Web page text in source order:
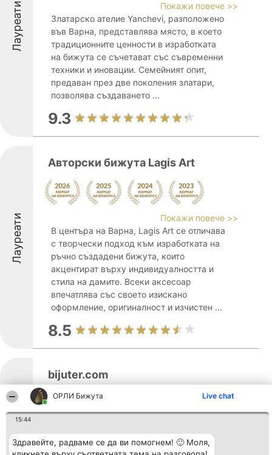
ОРЛИ Бижута Live chat
15:44
Здравейте, радваме се да ви помогнем! 🙂 Моля,
Лауреати
Покажи повече >>
Златарско ателие Yanchevi, разположено
във Варна, представлява място, в което
традиционните ценности в изработката
на бижута се съчетават със съвременни
техники и иновации. Семейният опит,
предаван през две поколения златари,
позволява създаването ...
9.3
Лауреати
Авторски бижута Lagis Art
Покажи повече >>
В центъра на Варна, Lagis Art се отличава
с творчески подход към изработката на
ръчно създадени бижута, които
акцентират върху индивидуалността и
стила на дамите. Всеки аксесоар
впечатлява със своето изискано
оформление, оригиналност и изчистен ...
8.5
Лауреати
bijuter.com
Варна, на улица „Хаджи Димитър“ 2,
bijuter.com представлява утвърден